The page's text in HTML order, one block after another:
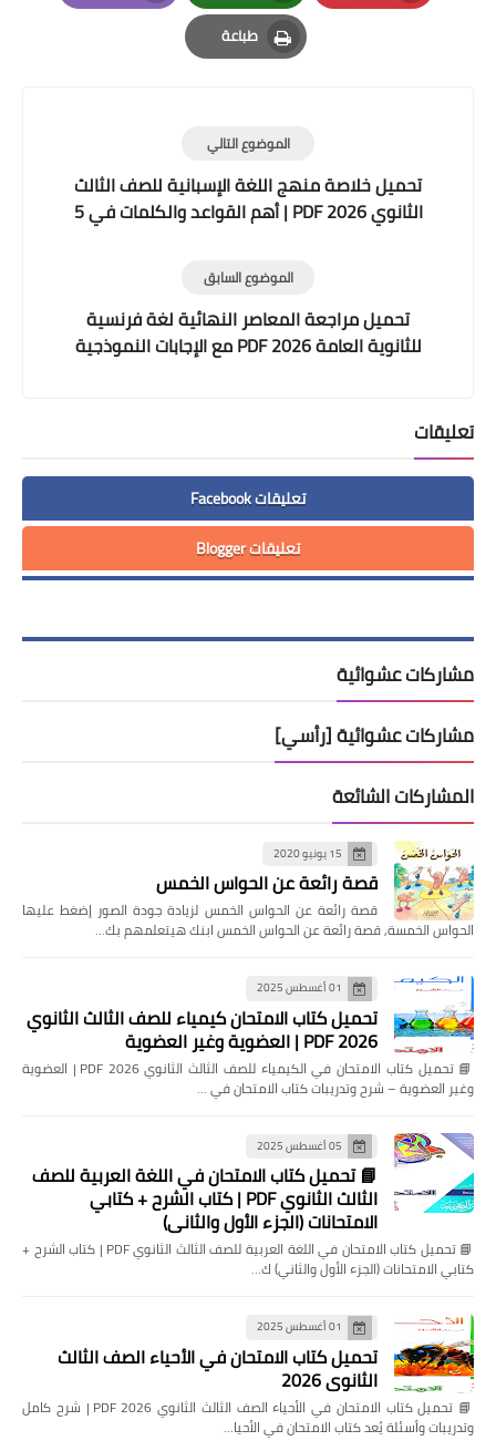
Pinterest
Whatsapp
Email
طباعة
Print
الموضوع التالي
تحميل خلاصة منهج اللغة الإسبانية للصف الثالث
الثانوي 2026 PDF | أهم القواعد والكلمات في 5
الموضوع السابق
تحميل مراجعة المعاصر النهائية لغة فرنسية
للثانوية العامة 2026 PDF مع الإجابات النموذجية
تعليقات
تعليقات Facebook
تعليقات Blogger
مشاركات عشوائية
مشاركات عشوائية [رأسي]
المشاركات الشائعة
15 يونيو 2020
قصة رائعة عن الحواس الخمس
قصة رائعة عن الحواس الخمس لزيادة جودة الصور إضغط عليها
الحواس الخمسة, قصة رائعة عن الحواس الخمس ابنك هيتعلمهم بك…
01 أغسطس 2025
تحميل كتاب الامتحان كيمياء للصف الثالث الثانوي
2026 PDF | العضوية وغير العضوية
📘 تحميل كتاب الامتحان في الكيمياء للصف الثالث الثانوي 2026 PDF | العضوية
وغير العضوية – شرح وتدريبات كتاب الامتحان في …
05 أغسطس 2025
📘 تحميل كتاب الامتحان في اللغة العربية للصف
الثالث الثانوي PDF | كتاب الشرح + كتابي
الامتحانات (الجزء الأول والثاني)
📘 تحميل كتاب الامتحان في اللغة العربية للصف الثالث الثانوي PDF | كتاب الشرح +
كتابي الامتحانات (الجزء الأول والثاني) ك…
01 أغسطس 2025
تحميل كتاب الامتحان في الأحياء الصف الثالث
الثانوي 2026
📘 تحميل كتاب الامتحان في الأحياء الصف الثالث الثانوي 2026 PDF | شرح كامل
وتدريبات وأسئلة يُعد كتاب الامتحان في الأحيا…